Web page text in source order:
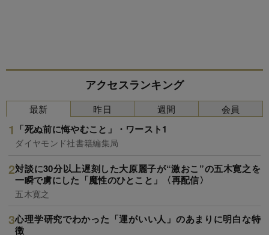
アクセスランキング
最新
「死ぬ前に悔やむこと」・ワースト1
ダイヤモンド社書籍編集局
対談に30分以上遅刻した大原麗子が“激おこ”の五木寛之を
一瞬で虜にした「魔性のひとこと」〈再配信〉
五木寛之
心理学研究でわかった「運がいい人」のあまりに明白な特
徴
昨日 週間 会員